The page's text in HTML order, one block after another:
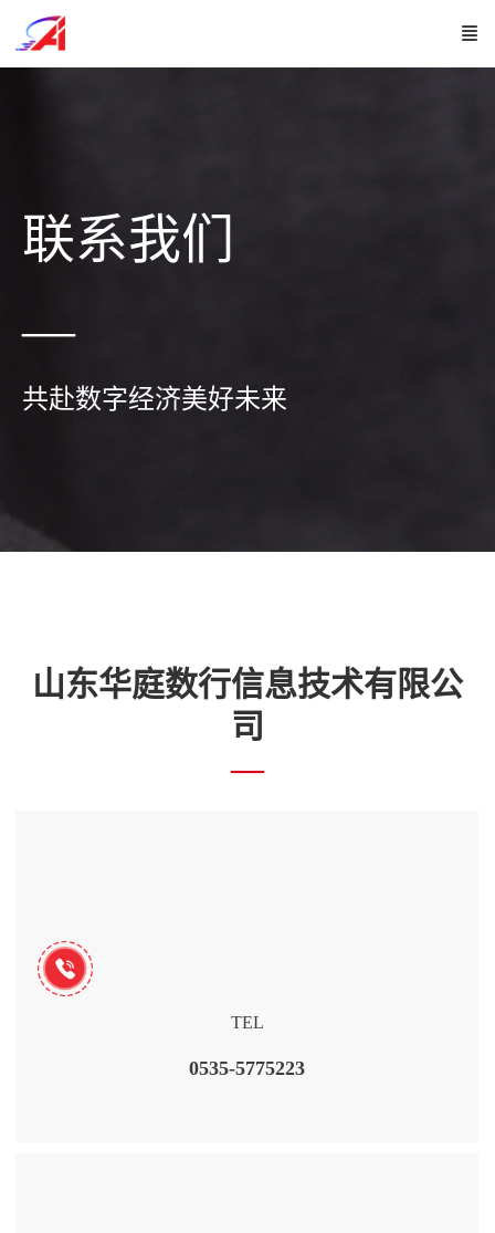
联系我们
—
共赴数字经济美好未来
山东华庭数行信息技术有限公
司
—
TEL
0535-5775223